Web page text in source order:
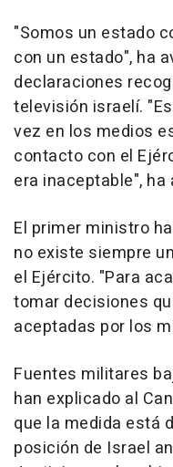
"Somos un estado
con un estado", ha
declaraciones
televisión israelí.
vez en los medios
contacto con el
era inaceptable", ha
El primer ministro
no existe siempre
el Ejército. "Para
tomar decisiones
aceptadas por los
Fuentes militares
han explicado al
que la medida está
posición de Israel